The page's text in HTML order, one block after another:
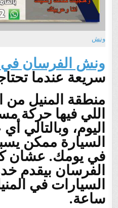
ونش
ونش الفرسان في
سريعة عندما
منطقة المنيل من
اللي فيها حركة
اليوم،
السيارة ممكن
في يومك. عشان
الفرسان بيقدم
ساعة.